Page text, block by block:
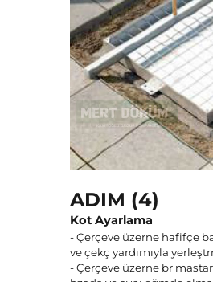
ADIM (4)
Kot Ayarlama
- Çerçeve üzerne hafifçe
ve çekç yardımıyla
- Çerçeve üzerne br